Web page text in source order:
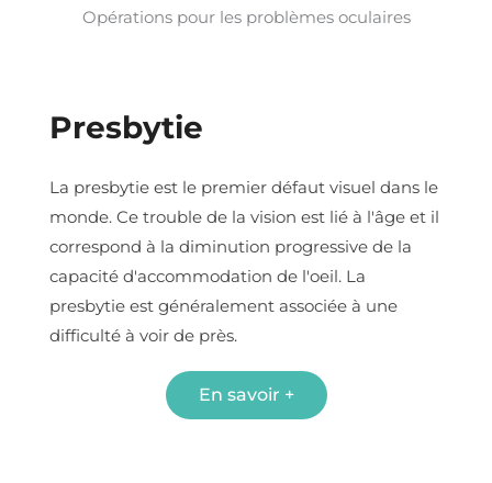
Opérations pour les problèmes oculaires
Presbytie
La presbytie est le premier défaut visuel dans le
monde. Ce trouble de la vision est lié à l'âge et il
correspond à la diminution progressive de la
capacité d'accommodation de l'oeil. La
presbytie est généralement associée à une
difficulté à voir de près.
En savoir +